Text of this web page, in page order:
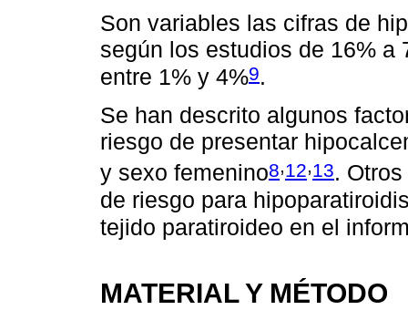
Son variables las cifras de
según los estudios de 16% a
entre 1% y 4%9.
Se han descrito algunos
riesgo de presentar
y sexo femenino8,12,13.
de riesgo para
tejido paratiroideo en el
MATERIAL Y MÉTODO